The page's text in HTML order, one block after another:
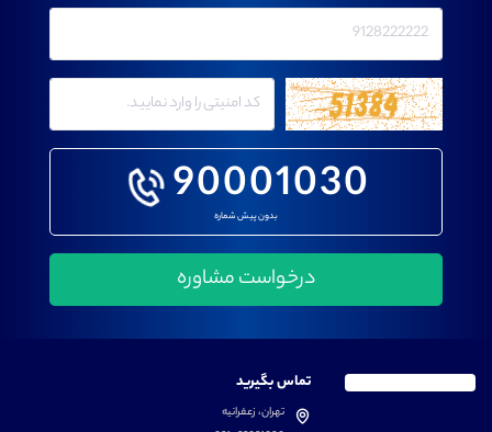
90001030
بدون پیش شماره
تماس بگیرید
تهران، زعفرانیه